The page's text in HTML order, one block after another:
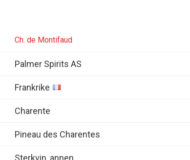
Ch. de Montifaud
Palmer Spirits AS
Frankrike
Charente
Pineau des Charentes
Sterkvin, annen